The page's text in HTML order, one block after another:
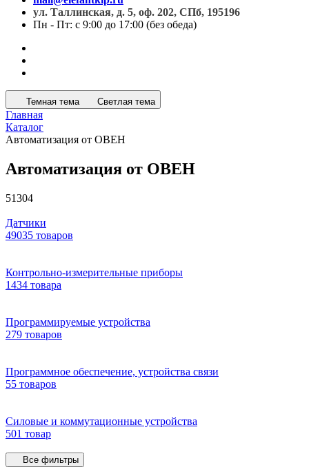
ул. Таллинская, д. 5, оф. 202, СПб, 195196
Пн - Пт: с 9:00 до 17:00 (без обеда)
Темная тема Светлая тема
Главная
Каталог
Автоматизация от ОВЕН
Автоматизация от ОВЕН
51304
Датчики
49035 товаров
Контрольно-измерительные приборы
1434 товара
Программируемые устройства
279 товаров
Программное обеспечение, устройства связи
55 товаров
Силовые и коммутационные устройства
501 товар
Все фильтры